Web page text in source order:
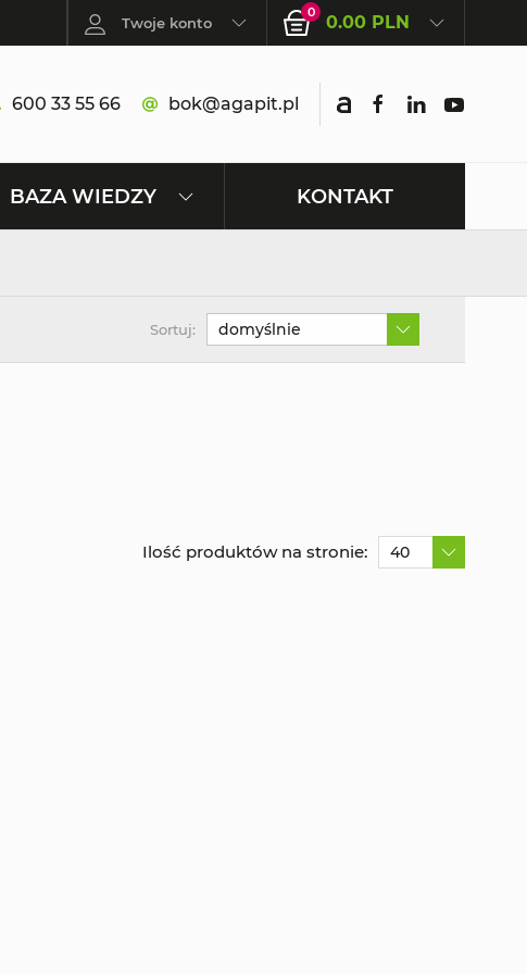
Twoje konto
0 0.00 PLN
600 33 55 66 bok@agapit.pl
BAZA WIEDZY KONTAKT
Sortuj: domyślnie
Ilość produktów na stronie: 40